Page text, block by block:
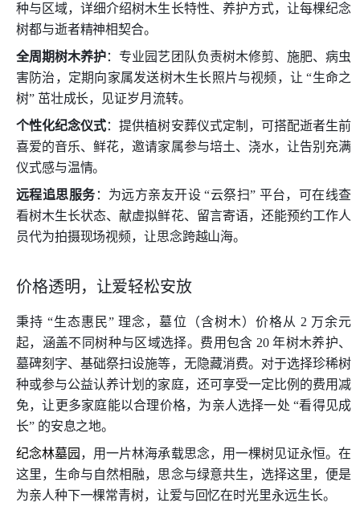
种与区域，详细介绍树木生长特性、养护方式，让每棵纪念
树都与逝者精神相契合。
全周期树木养护：专业园艺团队负责树木修剪、施肥、病虫
害防治，定期向家属发送树木生长照片与视频，让 “生命之
树” 茁壮成长，见证岁月流转。
个性化纪念仪式：提供植树安葬仪式定制，可搭配逝者生前
喜爱的音乐、鲜花，邀请家属参与培土、浇水，让告别充满
仪式感与温情。
远程追思服务：为远方亲友开设 “云祭扫” 平台，可在线查
看树木生长状态、献虚拟鲜花、留言寄语，还能预约工作人
员代为拍摄现场视频，让思念跨越山海。
价格透明，让爱轻松安放
秉持 “生态惠民” 理念，墓位（含树木）价格从 2 万余元
起，涵盖不同树种与区域选择。费用包含 20 年树木养护、
墓碑刻字、基础祭扫设施等，无隐藏消费。对于选择珍稀树
种或参与公益认养计划的家庭，还可享受一定比例的费用减
免，让更多家庭能以合理价格，为亲人选择一处 “看得见成
长” 的安息之地。
纪念林墓园 ，用一片林海承载思念，用一棵树见证永恒。在
这里，生命与自然相融，思念与绿意共生，选择这里，便是
为亲人种下一棵常青树，让爱与回忆在时光里永远生长。